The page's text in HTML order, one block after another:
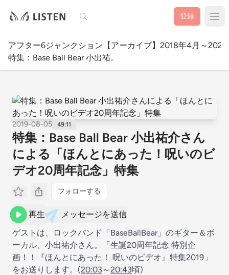
検索 登録
アフター6ジャンクション【アーカイブ】2018年4月～
特集：Base Ball Bear 小出祐..
2019-08-05 49:11
特集：Base Ball Bear 小出祐介さん
による「ほんとにあった！呪いのビ
デオ20周年記念」特集
フォローする
再生
メッセージを送信
ゲストは、ロックバンド「BaseBallBear」のギター＆ボ
ーカル、小出祐介さん。「生誕20周年記念 特別企
画！！『ほんとにあった！ 呪いのビデオ』特集2019」
をお送りします。(20:03 ～20:43頃)